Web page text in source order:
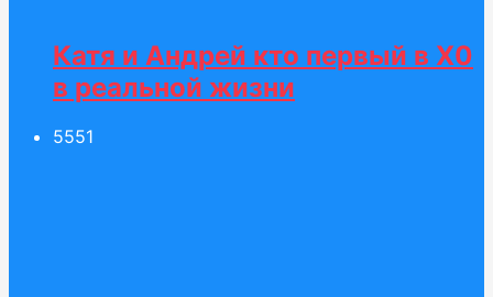
Катя и Андрей кто первый в Х0
в реальной жизни
5551